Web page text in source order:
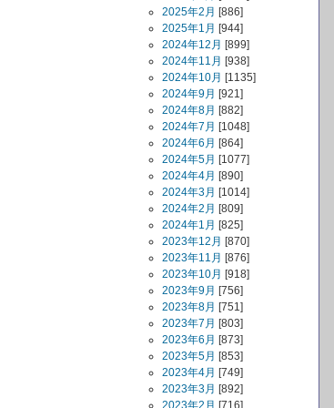
2025年2月 [886]
2025年1月 [944]
2024年12月 [899]
2024年11月 [938]
2024年10月 [1135]
2024年9月 [921]
2024年8月 [882]
2024年7月 [1048]
2024年6月 [864]
2024年5月 [1077]
2024年4月 [890]
2024年3月 [1014]
2024年2月 [809]
2024年1月 [825]
2023年12月 [870]
2023年11月 [876]
2023年10月 [918]
2023年9月 [756]
2023年8月 [751]
2023年7月 [803]
2023年6月 [873]
2023年5月 [853]
2023年4月 [749]
2023年3月 [892]
2023年2月 [716]